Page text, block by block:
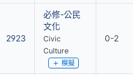
2923
必修-公民
文化
Civic
Culture
模擬
0-2